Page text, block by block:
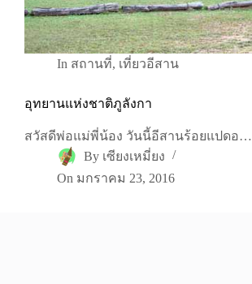
In สถานที่, เที่ยวอีสาน
อุทยานแห่งชาติภูลังกา
สวัสดีพ่อแม่พี่น้อง วันนี้อีสานร้อยแปดอ…
By เซียงเหมี่ยง
On มกราคม 23, 2016